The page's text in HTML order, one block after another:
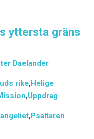
yttersta gräns
Daelander
rike,Helige
,Uppdrag
,Psaltaren